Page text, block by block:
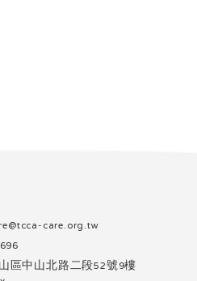
care.org.tw
區中山北路二段52號9樓